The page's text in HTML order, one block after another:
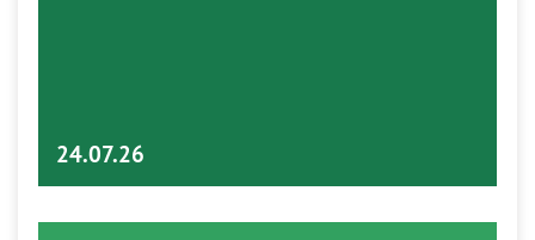
24.07.26